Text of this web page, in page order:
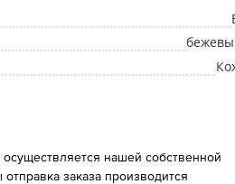
нашей собственной
заказа производится